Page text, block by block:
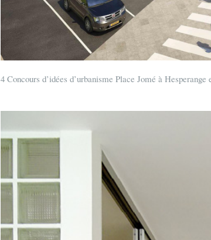
4 Concours d’idées d’urbanisme Place Jomé à